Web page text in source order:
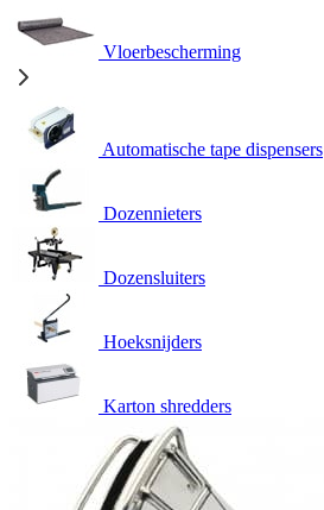
Vloerbescherming
Automatische tape dispensers
Dozennieters
Dozensluiters
Hoeksnijders
Karton shredders